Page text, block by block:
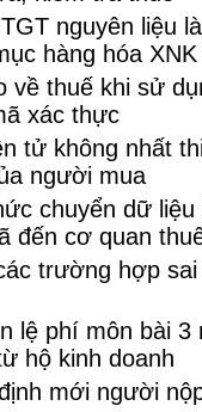
nguyên liệu
hàng hóa
về thuế khi sử
xác thực
tử không nhất
người mua
chuyển dữ
đến cơ quan
trường hợp
lệ phí môn bài 3
hộ kinh doanh
mới người